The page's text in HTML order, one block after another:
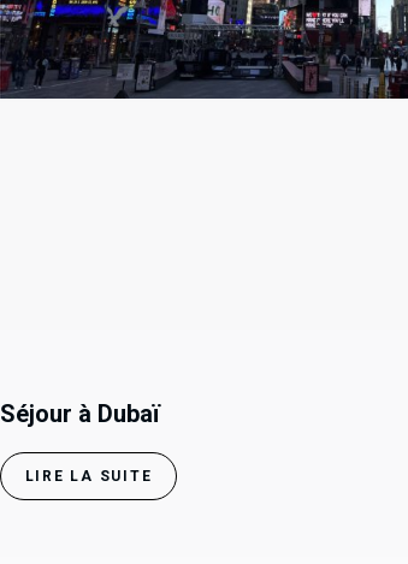
Séjour à Dubaï
LIRE LA SUITE